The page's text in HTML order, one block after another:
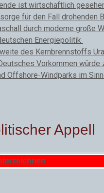
ist wirtschaftlich
für den Fall drohenden
durch moderne große
Energiepolitik
des Kernbrennstoffs
Vorkommen
Offshore-Windparks im
Appell